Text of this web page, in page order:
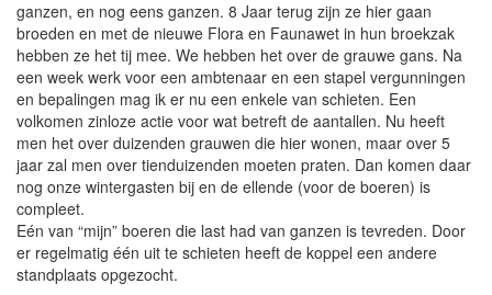
ganzen, en nog eens ganzen. 8 Jaar terug zijn ze hier gaan
broeden en met de nieuwe Flora en Faunawet in hun broekzak
hebben ze het tij mee. We hebben het over de grauwe gans. Na
een week werk voor een ambtenaar en een stapel vergunningen
en bepalingen mag ik er nu een enkele van schieten. Een
volkomen zinloze actie voor wat betreft de aantallen. Nu heeft
men het over duizenden grauwen die hier wonen, maar over 5
jaar zal men over tienduizenden moeten praten. Dan komen daar
nog onze wintergasten bij en de ellende (voor de boeren) is
compleet.
Eén van “mijn” boeren die last had van ganzen is tevreden. Door
er regelmatig één uit te schieten heeft de koppel een andere
standplaats opgezocht.